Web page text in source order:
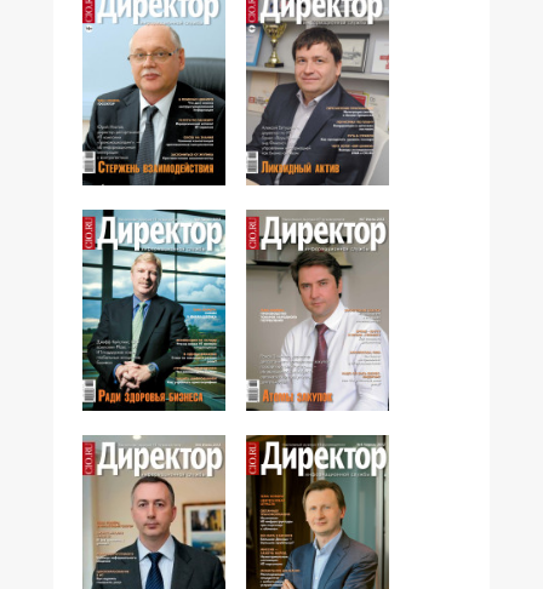
№10,2012 №09,2012
№08,2012 №07,2012